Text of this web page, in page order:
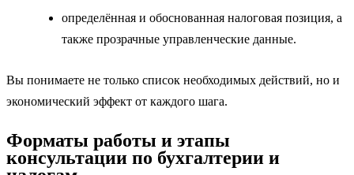
определённая и обоснованная налоговая позиция, а
также прозрачные управленческие данные.
Вы понимаете не только список необходимых действий, но и
экономический эффект от каждого шага.
Форматы работы и этапы
консультации по бухгалтерии и